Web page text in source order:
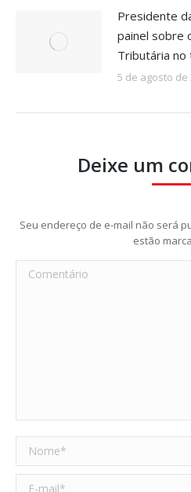
Presidente
painel sobre
Tributária
5 de agosto de
Deixe um
Seu endereço de e-mail não será
estão
Comentário
Nome *
E-mail *